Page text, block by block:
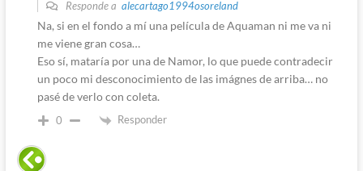
Responde a alecartago1994osoreland
Na, si en el fondo a mí una película de Aquaman ni me va ni
me viene gran cosa…
Eso sí, mataría por una de Namor, lo que puede contradecir
un poco mi desconocimiento de las imágnes de arriba… no
pasé de verlo con coleta.
0 Responder